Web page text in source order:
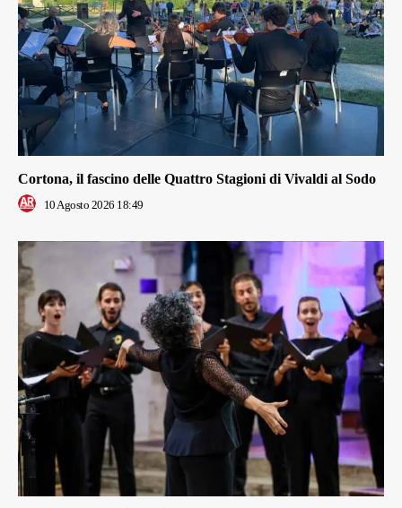
Cortona, il fascino delle Quattro Stagioni di Vivaldi al Sodo
10 Agosto 2026 18:49